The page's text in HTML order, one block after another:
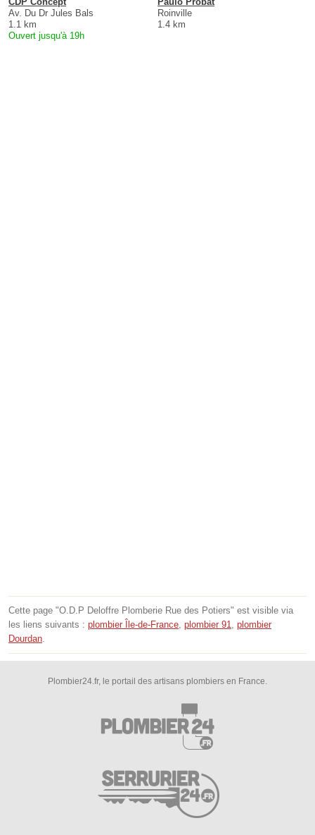
Av. Du Dr Jules Bals
1.1 km
Ouvert jusqu'à 19h
Roinville
1.4 km
Cette page "O.D.P Deloffre Plomberie Rue des Potiers" est visible via
les liens suivants : plombier Île-de-France, plombier 91, plombier
Dourdan.
Plombier24.fr, le portail des artisans plombiers en France.